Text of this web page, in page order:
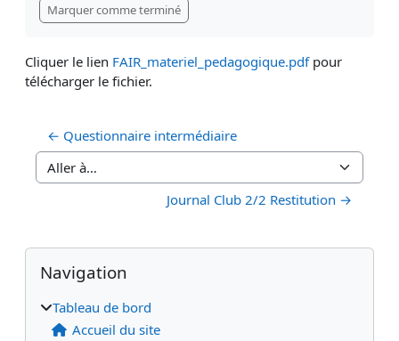
Marquer comme terminé
Cliquer le lien FAIR_materiel_pedagogique.pdfpour
télécharger le fichier.
← Questionnaire intermédiaire
Aller à…
Journal Club 2/2 Restitution →
Blocs
Blocs supplémentaires
Passer Navigation
Navigation
Tableau de bord
Accueil du site